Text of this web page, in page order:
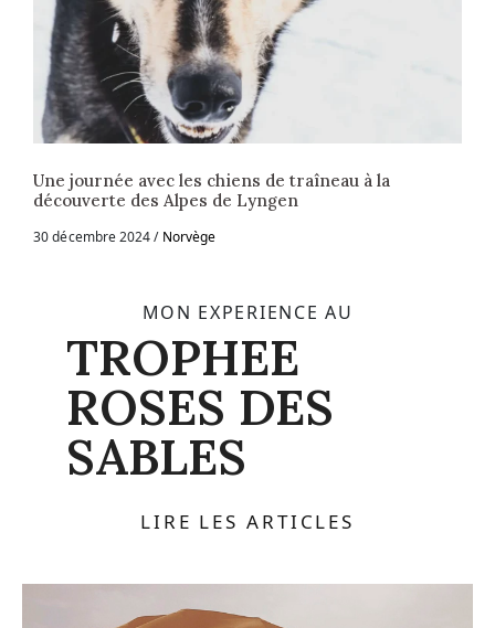
Une journée avec les chiens de traîneau à la
découverte des Alpes de Lyngen
30 décembre 2024 Norvège
MON EXPERIENCE AU
TROPHEE
ROSES DES
SABLES
LIRE LES ARTICLES